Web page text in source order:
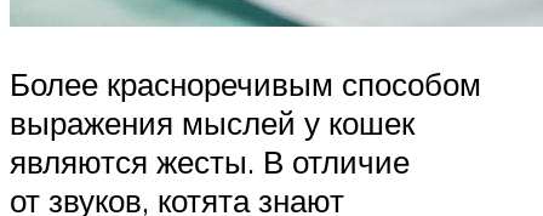
Более красноречивым способом
выражения мыслей у кошек
являются жесты. В отличие
от звуков, котята знают